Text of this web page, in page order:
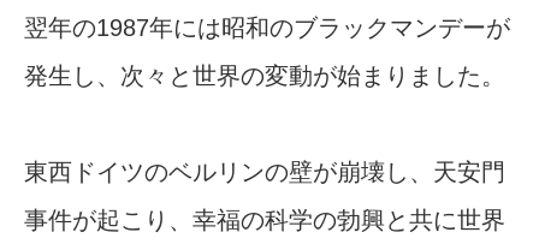
翌年の1987年には昭和のブラックマンデーが
発生し、次々と世界の変動が始まりました。
東西ドイツのベルリンの壁が崩壊し、天安門
事件が起こり、幸福の科学の勃興と共に世界